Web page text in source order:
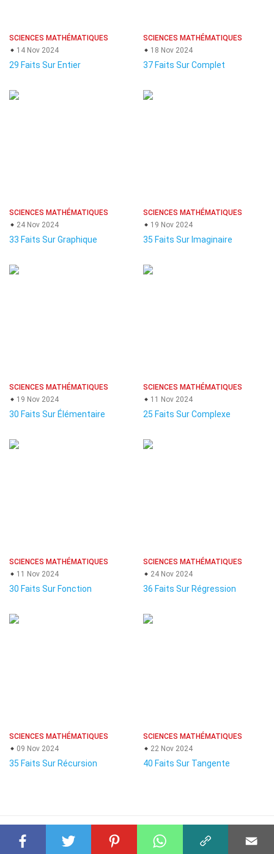
SCIENCES MATHÉMATIQUES
14 Nov 2024
29 Faits Sur Entier
SCIENCES MATHÉMATIQUES
18 Nov 2024
37 Faits Sur Complet
SCIENCES MATHÉMATIQUES
24 Nov 2024
33 Faits Sur Graphique
SCIENCES MATHÉMATIQUES
19 Nov 2024
35 Faits Sur Imaginaire
SCIENCES MATHÉMATIQUES
19 Nov 2024
30 Faits Sur Élémentaire
SCIENCES MATHÉMATIQUES
11 Nov 2024
25 Faits Sur Complexe
SCIENCES MATHÉMATIQUES
11 Nov 2024
30 Faits Sur Fonction
SCIENCES MATHÉMATIQUES
24 Nov 2024
36 Faits Sur Régression
SCIENCES MATHÉMATIQUES
09 Nov 2024
35 Faits Sur Récursion
SCIENCES MATHÉMATIQUES
22 Nov 2024
40 Faits Sur Tangente
© 2023